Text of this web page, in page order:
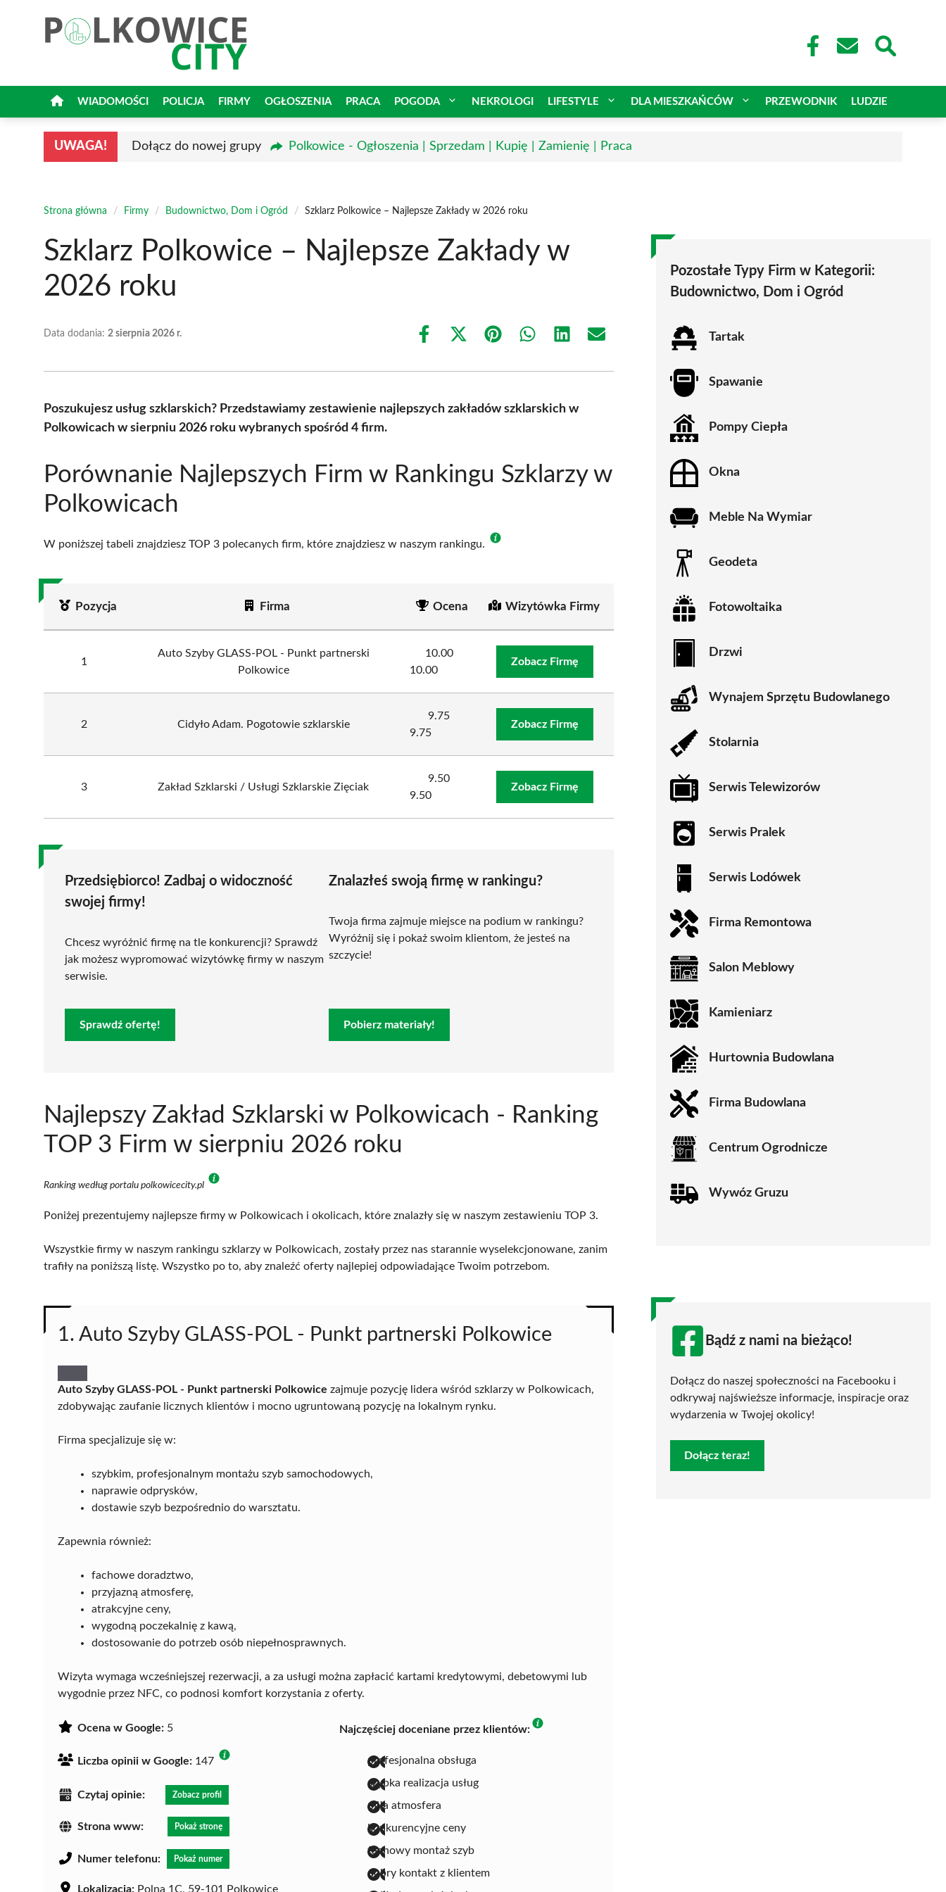
WIADOMOŚCI POLICJA FIRMY OGŁOSZENIA PRACA POGODA NEKROLOGI LIFESTYLE DLA MIESZKAŃCÓW PRZEWODNIK LUDZIE
UWAGA! Dołącz do nowej grupy Polkowice - Ogłoszenia | Sprzedam | Kupię | Zamienię | Praca
Strona główna / Firmy / Budownictwo, Dom i Ogród / Szklarz Polkowice – Najlepsze Zakłady w 2026 roku
Szklarz Polkowice – Najlepsze Zakłady w
2026 roku
Data dodania: 2 sierpnia 2026 r.
Share
Share
(Twitter)
Share Share Share Share
Poszukujesz usług szklarskich? Przedstawiamy zestawienie najlepszych zakładów szklarskich w
Polkowicach w sierpniu 2026 roku wybranych spośród 4 firm.
Porównanie Najlepszych Firm w Rankingu Szklarzy w
Polkowicach
W poniższej tabeli znajdziesz TOP 3 polecanych firm, które znajdziesz w naszym rankingu.
Pozycja Firma Ocena Wizytówka Firmy
1
Auto Szyby GLASS-POL - Punkt partnerski
Polkowice
10.00
10.00
Zobacz Firmę
2 Cidyło Adam. Pogotowie szklarskie
9.75
9.75
Zobacz Firmę
3 Zakład Szklarski / Usługi Szklarskie Zięciak
9.50
9.50
Zobacz Firmę
Przedsiębiorco! Zadbaj o widoczność
swojej firmy!
Chcesz wyróżnić firmę na tle konkurencji? Sprawdź
jak możesz wypromować wizytówkę firmy w naszym
serwisie.
Sprawdź ofertę!
Znalazłeś swoją firmę w rankingu?
Twoja firma zajmuje miejsce na podium w rankingu?
Wyróżnij się i pokaż swoim klientom, że jesteś na
szczycie!
Pobierz materiały!
Najlepszy Zakład Szklarski w Polkowicach - Ranking
TOP 3 Firm w sierpniu 2026 roku
Ranking według portalu polkowicecity.pl
Poniżej prezentujemy najlepsze firmy w Polkowicach i okolicach, które znalazły się w naszym zestawieniu TOP 3.
Wszystkie firmy w naszym rankingu szklarzy w Polkowicach, zostały przez nas starannie wyselekcjonowane, zanim
trafiły na poniższą listę. Wszystko po to, aby znaleźć oferty najlepiej odpowiadające Twoim potrzebom.
1. Auto Szyby GLASS-POL - Punkt partnerski Polkowice
Auto Szyby GLASS-POL - Punkt partnerski Polkowice zajmuje pozycję lidera wśród szklarzy w Polkowicach,
zdobywając zaufanie licznych klientów i mocno ugruntowaną pozycję na lokalnym rynku.
Firma specjalizuje się w:
szybkim, profesjonalnym montażu szyb samochodowych,
naprawie odprysków,
dostawie szyb bezpośrednio do warsztatu.
Zapewnia również:
fachowe doradztwo,
przyjazną atmosferę,
atrakcyjne ceny,
wygodną poczekalnię z kawą,
dostosowanie do potrzeb osób niepełnosprawnych.
Wizyta wymaga wcześniejszej rezerwacji, a za usługi można zapłacić kartami kredytowymi, debetowymi lub
wygodnie przez NFC, co podnosi komfort korzystania z oferty.
Ocena w Google: 5
Liczba opinii w Google: 147
Czytaj opinie: Zobacz profil
Strona www: Pokaż stronę
Numer telefonu: Pokaż numer
Lokalizacja: Polna 1C, 59-101 Polkowice
Najczęściej doceniane przez klientów:
profesjonalna obsługa
szybka realizacja usług
miła atmosfera
konkurencyjne ceny
fachowy montaż szyb
dobry kontakt z klientem
Pozostałe Typy Firm w Kategorii:
Budownictwo, Dom i Ogród
Tartak
Spawanie
Pompy Ciepła
Okna
Meble Na Wymiar
Geodeta
Fotowoltaika
Drzwi
Wynajem Sprzętu Budowlanego
Stolarnia
Serwis Telewizorów
Serwis Pralek
Serwis Lodówek
Firma Remontowa
Salon Meblowy
Kamieniarz
Hurtownia Budowlana
Firma Budowlana
Centrum Ogrodnicze
Wywóz Gruzu
Bądź z nami na bieżąco!
Dołącz do naszej społeczności na Facebooku i
odkrywaj najświeższe informacje, inspiracje oraz
wydarzenia w Twojej okolicy!
Dołącz teraz!